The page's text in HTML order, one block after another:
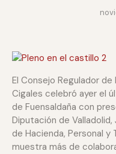
El Consejo Regulador
Cigales celebró ayer el
de Fuensaldaña con
Diputación de
de Hacienda, Personal
muestra más de